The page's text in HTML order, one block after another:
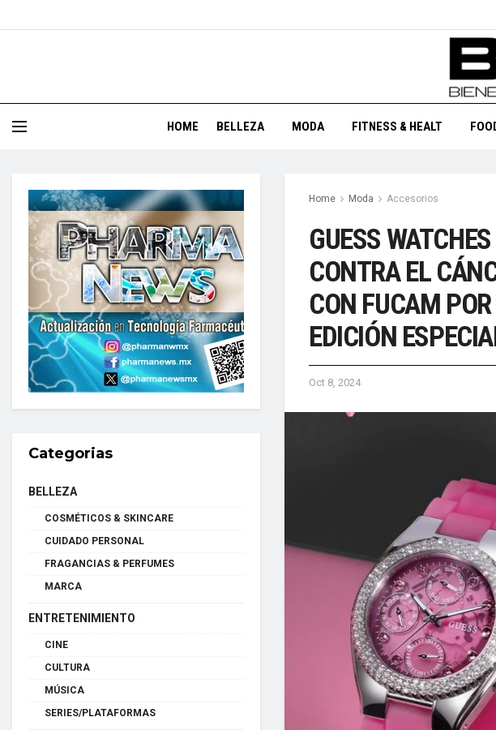
HOME BELLEZA MODA FITNESS & HEALT
Home Moda Accesorios
GUESS
CONTRA EL
CON FUCAM
EDICIÓN
Oct 8, 2024
Categorias
BELLEZA
COSMÉTICOS & SKINCARE
CUIDADO PERSONAL
FRAGANCIAS & PERFUMES
MARCA
ENTRETENIMIENTO
CINE
CULTURA
MÚSICA
SERIES/PLATAFORMAS